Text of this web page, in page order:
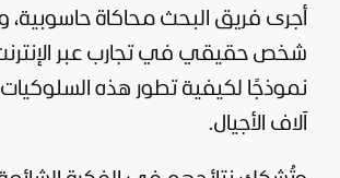
شخص حقيقي في تجارب عبر
نموذجًا لكيفية تطور هذه
آلاف الأجيال.